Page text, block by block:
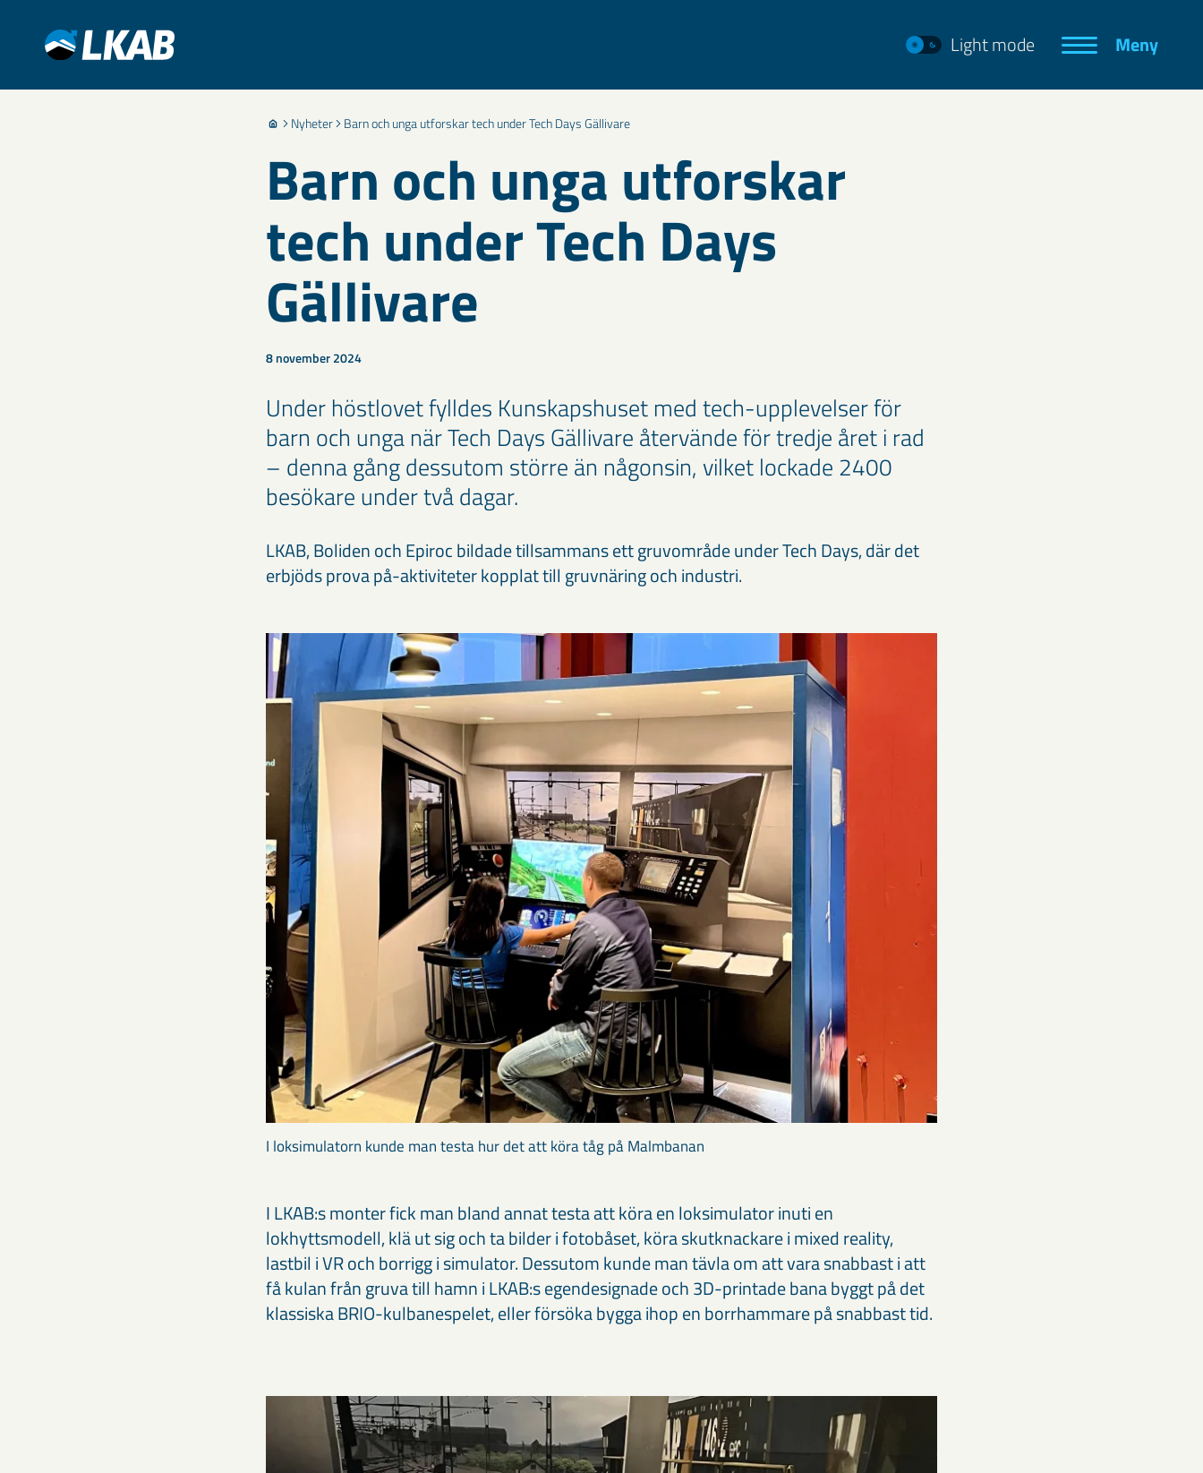
Light mode Meny
Nyheter Barn och unga utforskar tech under Tech Days Gällivare
Barn och unga utforskar
tech under Tech Days
Gällivare
8 november 2024
Under höstlovet fylldes Kunskapshuset med tech-upplevelser för
barn och unga när Tech Days Gällivare återvände för tredje året i rad
– denna gång dessutom större än någonsin, vilket lockade 2400
besökare under två dagar.
LKAB, Boliden och Epiroc bildade tillsammans ett gruvområde under Tech Days, där det
erbjöds prova på-aktiviteter kopplat till gruvnäring och industri.
I loksimulatorn kunde man testa hur det att köra tåg på Malmbanan
I LKAB:s monter fick man bland annat testa att köra en loksimulator inuti en
lokhyttsmodell, klä ut sig och ta bilder i fotobåset, köra skutknackare i mixed reality,
lastbil i VR och borrigg i simulator. Dessutom kunde man tävla om att vara snabbast i att
få kulan från gruva till hamn i LKAB:s egendesignade och 3D-printade bana byggt på det
klassiska BRIO-kulbanespelet, eller försöka bygga ihop en borrhammare på snabbast tid.